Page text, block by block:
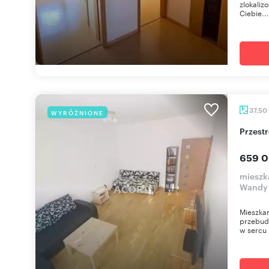
Ciebie...
WYRÓŻNIONE 37,50
659
Wandy
w sercu